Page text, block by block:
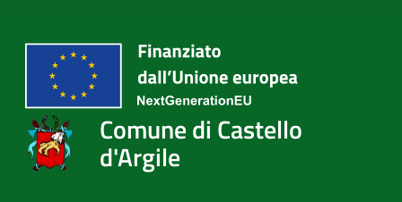
Comune di Castello
d'Argile